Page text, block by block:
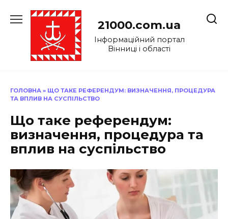
до
21000.com.ua
Інформаційний портал
Вінниці і області
ГОЛОВНА » ЩО ТАКЕ РЕФЕРЕНДУМ: ВИЗНАЧЕННЯ, ПРОЦЕДУРА
ТА ВПЛИВ НА СУСПІЛЬСТВО
Що таке референдум:
визначення, процедура та
вплив на суспільство